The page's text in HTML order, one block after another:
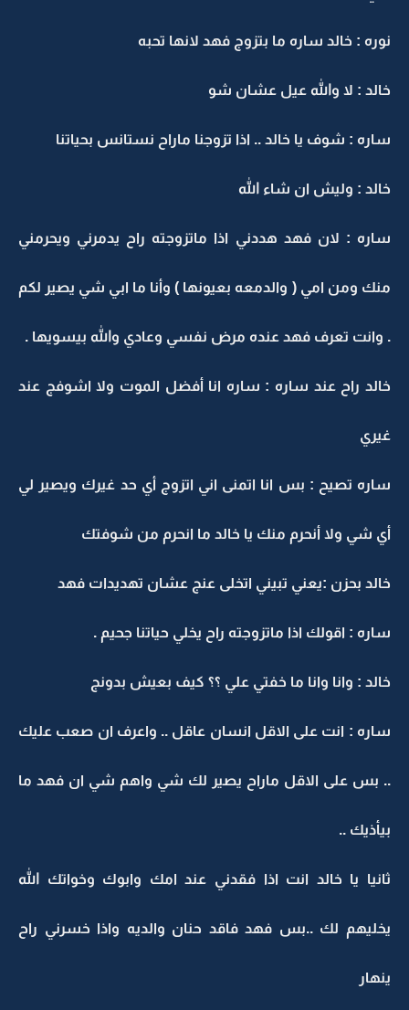
نوره : خالد ساره ما بتزوج فهد لانها تحبه
خالد : لا والله عيل عشان شو
ساره : شوف يا خالد .. اذا تزوجنا ماراح نستانس بحياتنا
خالد : وليش ان شاء الله
ساره : لان فهد هددني اذا ماتزوجته راح يدمرني ويحرمني
منك ومن امي ( والدمعه بعيونها ) وأنا ما ابي شي يصير لكم
. وانت تعرف فهد عنده مرض نفسي وعادي والله بيسويها .
خالد راح عند ساره : ساره انا أفضل الموت ولا اشوفج عند
غيري
ساره تصيح : بس انا اتمنى اني اتزوج أي حد غيرك ويصير لي
أي شي ولا أنحرم منك يا خالد ما انحرم من شوفتك
خالد بحزن :يعني تبيني اتخلى عنج عشان تهديدات فهد
ساره : اقولك اذا ماتزوجته راح يخلي حياتنا جحيم .
خالد : وانا وانا ما خفتي علي ؟؟ كيف بعيش بدونج
ساره : انت على الاقل انسان عاقل .. واعرف ان صعب عليك
.. بس على الاقل ماراح يصير لك شي واهم شي ان فهد ما
بيأذيك ..
ثانيا يا خالد انت اذا فقدني عند امك وابوك وخواتك الله
يخليهم لك ..بس فهد فاقد حنان والديه واذا خسرني راح
ينهار